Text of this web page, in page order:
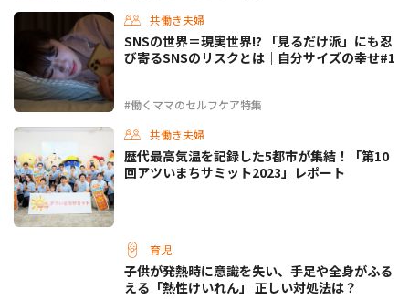
共働き夫婦
#働くママのセルフケア特集
SNSの世界＝現実世界!? 「見るだけ派」にも忍
び寄るSNSのリスクとは｜自分サイズの幸せ#1
共働き夫婦
歴代最高気温を記録した5都市が集結！「第10
回アツいまちサミット2023」レポート
育児
子供が発熱時に意識を失い、手足や全身がふる
える「熱性けいれん」 正しい対処法は？